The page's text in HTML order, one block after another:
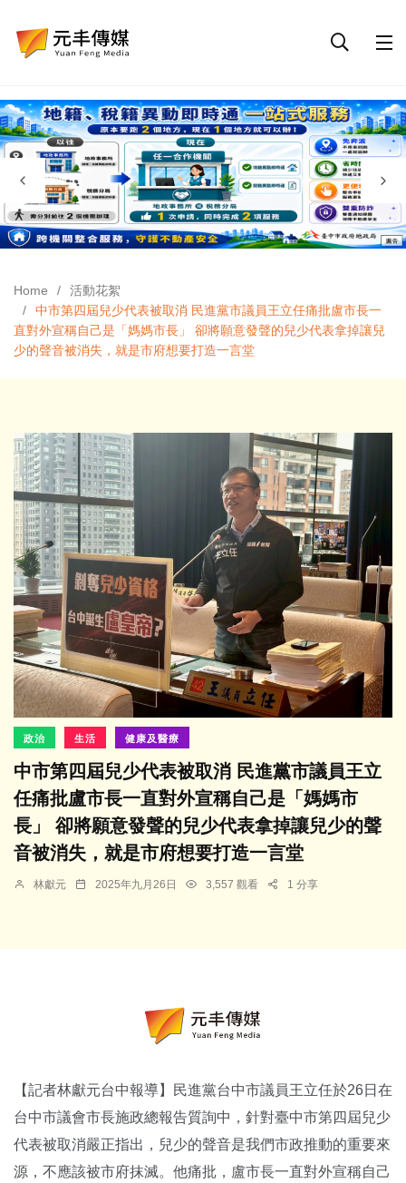
Home
活動花絮
中市第四屆兒少代表被取消 民進黨市議員王立任痛批盧市長一
直對外宣稱自己是「媽媽市長」 卻將願意發聲的兒少代表拿掉讓兒
少的聲音被消失，就是市府想要打造一言堂
政治 生活 健康及醫療
中市第四屆兒少代表被取消 民進黨市議員王立
任痛批盧市長一直對外宣稱自己是「媽媽市
長」 卻將願意發聲的兒少代表拿掉讓兒少的聲
音被消失，就是市府想要打造一言堂
林獻元 2025年九月26日 3,557 觀看 1 分享
【記者林獻元台中報導】民進黨台中市議員王立任於26日在
台中市議會市長施政總報告質詢中，針對臺中市第四屆兒少
代表被取消嚴正指出，兒少的聲音是我們市政推動的重要來
源，不應該被市府抹滅。他痛批，盧市長一直對外宣稱自己